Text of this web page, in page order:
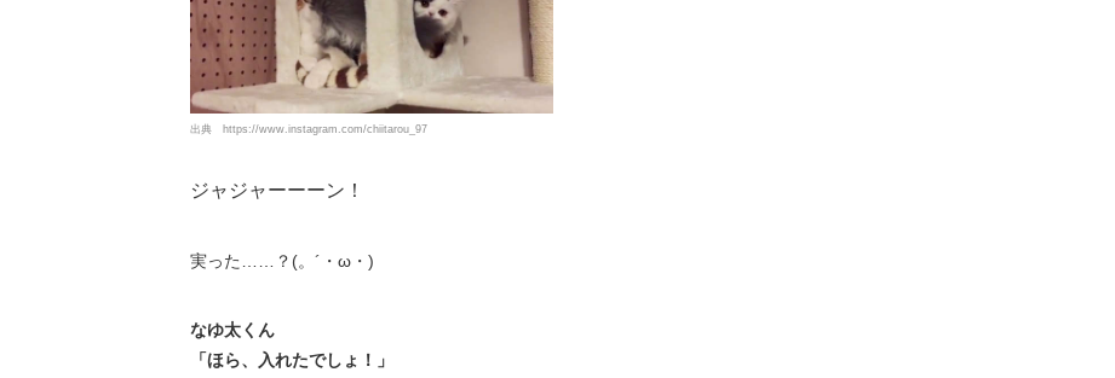
出典 https://www.instagram.com/chiitarou_97
ジャジャーーーン！
実った……？(。´・ω・)
なゆ太くん
「ほら、入れたでしょ！」